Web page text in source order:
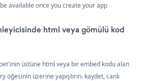
available once you create your app
html veya gömülü kod
üstüne html veya bir embed kodu alan
öğesinin üzerine yapıştırın. kaydet, canlı